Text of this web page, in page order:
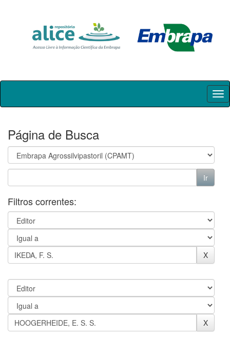
Skip
Página de Busca
Filtros correntes: